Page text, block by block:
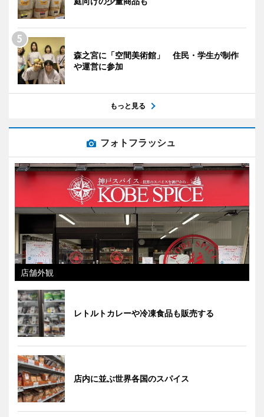
森之宮に「空間美術館」 住民・学生が制作
や運営に参加
もっと見る
フォトフラッシュ
店舗外観
レトルトカレーや冷凍食品も販売する
店内に並ぶ世界各国のスパイス